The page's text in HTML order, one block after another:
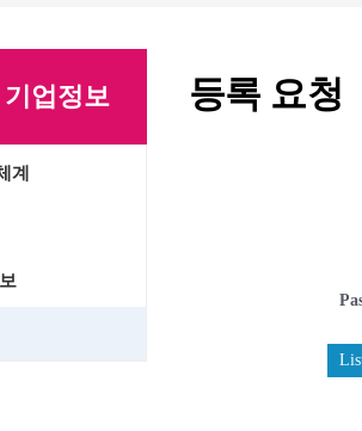
등록 요청
업정보
계